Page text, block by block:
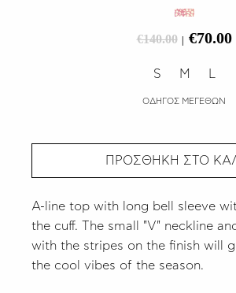
€140.00 | €70.00
S M
ΟΔΗΓΟΣ ΜΕΓΕΘΩΝ
ΠΡΟΣΘΗΚΗ ΣΤΟ
A-line top with long bell sleeve
the cuff. The small "V" neckline
with the stripes on the finish will
the cool vibes of the season.